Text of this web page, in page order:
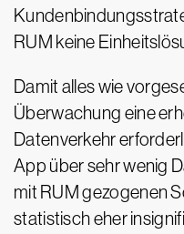
RUM keine
Damit alles wie
Überwachung eine
Datenverkehr
App über sehr wenig
mit RUM gezogenen
statistisch eher